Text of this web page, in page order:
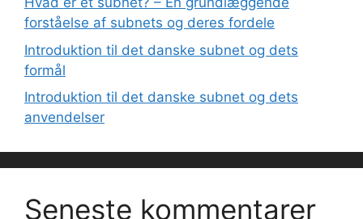
forståelse af subnets og deres fordele
Introduktion til det danske subnet og dets
formål
Introduktion til det danske subnet og dets
anvendelser
Seneste kommentarer